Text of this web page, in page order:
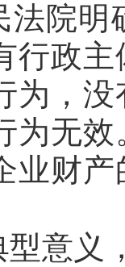
法院明
行政
为，
为无
业财
意义